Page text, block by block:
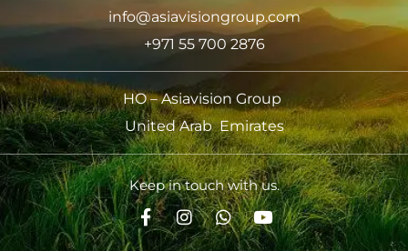
info@asiavisiongroup.com
+971 55 700 2876
HO – Asiavision Group
United Arab Emirates
Keep in touch with us.